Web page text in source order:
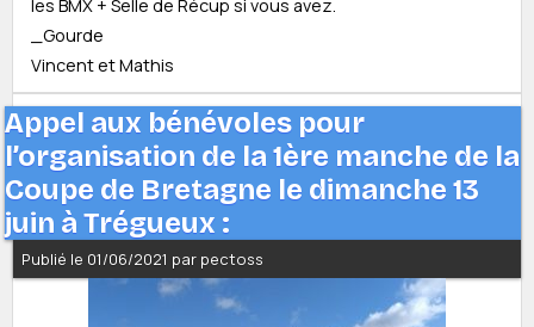
les BMX + Selle de Récup si vous avez.
_Gourde
Vincent et Mathis
Appel aux bénévoles pour
l’organisation de la 1ère manche de la
Coupe de Bretagne le dimanche 13
juin à Trégueux :
Publié le 01/06/2021 par pectoss